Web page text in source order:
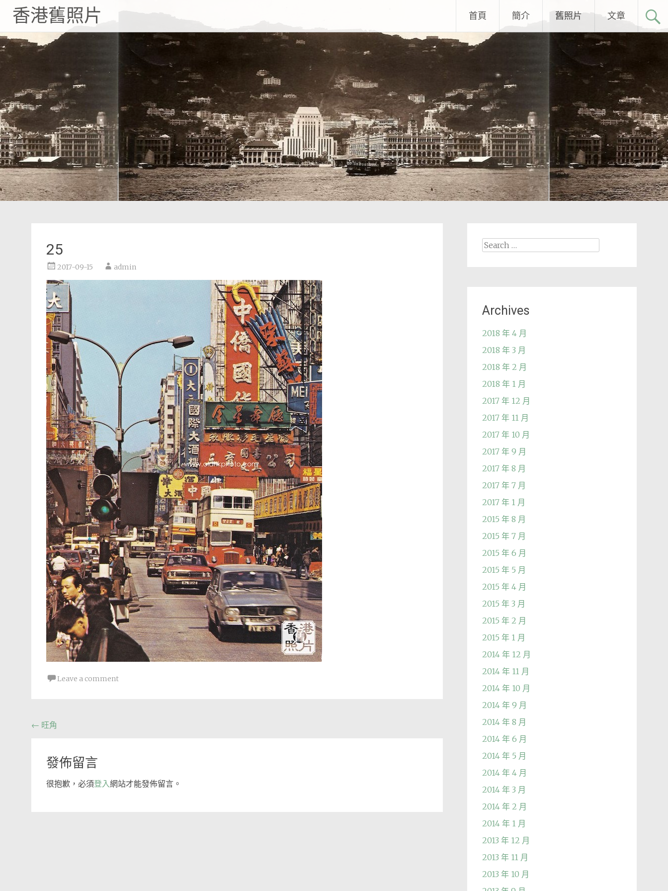
Skip
content
香港舊照片 首頁 簡介 舊照片 文章
25
2017-09-15 admin
Leave a comment
Post
← 旺角
發佈留言
很抱歉，必須登入網站才能發佈留言。
Search
Archives
2018 年 4 月
2018 年 3 月
2018 年 2 月
2018 年 1 月
2017 年 12 月
2017 年 11 月
2017 年 10 月
2017 年 9 月
2017 年 8 月
2017 年 7 月
2017 年 1 月
2015 年 8 月
2015 年 7 月
2015 年 6 月
2015 年 5 月
2015 年 4 月
2015 年 3 月
2015 年 2 月
2015 年 1 月
2014 年 12 月
2014 年 11 月
2014 年 10 月
2014 年 9 月
2014 年 8 月
2014 年 6 月
2014 年 5 月
2014 年 4 月
2014 年 3 月
2014 年 2 月
2014 年 1 月
2013 年 12 月
2013 年 11 月
2013 年 10 月